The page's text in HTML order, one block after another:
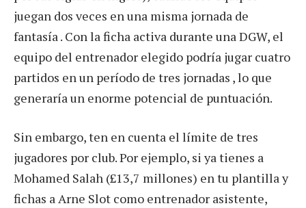
juegan dos veces en una misma jornada de
fantasía . Con la ficha activa durante una DGW, el
equipo del entrenador elegido podría jugar cuatro
partidos en un período de tres jornadas , lo que
generaría un enorme potencial de puntuación.
Sin embargo, ten en cuenta el límite de tres
jugadores por club. Por ejemplo, si ya tienes a
Mohamed Salah (£13,7 millones) en tu plantilla y
fichas a Arne Slot como entrenador asistente,